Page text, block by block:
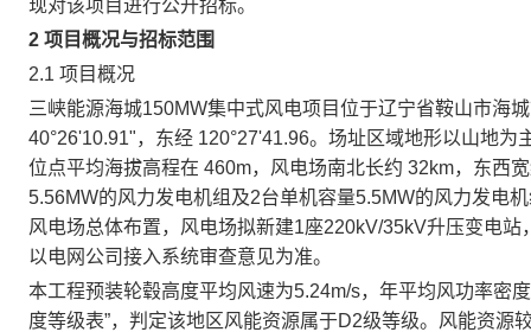
现对该项目进行公开招标。
2 项目概况与招标范围
2.1 项目概况
三峡能源海城150MW集中式风电项目位于辽宁省鞍山市海
40°26'10.91"，东经 120°27'41.96。场址区域地形以山地
位点平均海拔高程在 460m，风电场南北长约 32km，东西
5.56MW的风力发电机组及2台单机容量5.5MW的风力发电
风电场总体布置，风电场拟新建1座220kV/35kV升压变电
以电网公司接入系统审查意见为准。
本工程预装轮毂高度平均风速为5.24m/s，年平均风功率密
度等级表”，判定该地区风能资源属于D2级等级。风能资